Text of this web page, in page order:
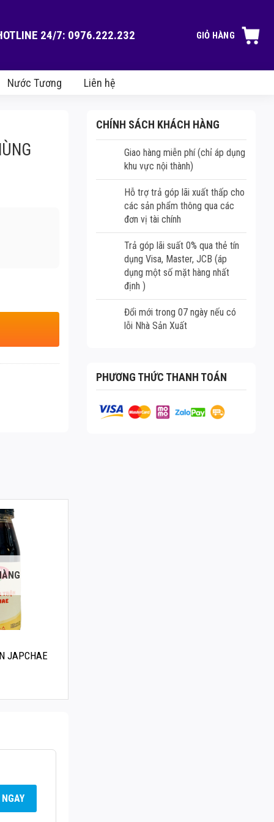
24/7: 0976.222.232 GIỎ HÀNG
Nước Tương Liên hệ
CHÍNH SÁCH KHÁCH HÀNG
Giao hàng miễn phí (chỉ áp dụng
khu vực nội thành)
Hỗ trợ trả góp lãi xuất thấp cho
các sản phẩm thông qua các
đơn vị tài chính
Trả góp lãi suất 0% qua thẻ tín
dụng Visa, Master, JCB (áp
dụng một số mặt hàng nhất
định )
Đổi mới trong 07 ngày nếu có
lỗi Nhà Sản Xuất
PHƯƠNG THỨC THANH TOÁN
JAPCHAE